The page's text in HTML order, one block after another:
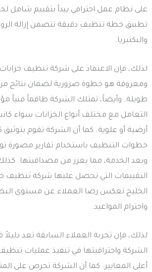
على نظام عمل احترافي يبدأ بتقييم شامل
تطبيق خطة تنظيف دقيقة تتضمن إزالة
والبكتيريا.
لذلك، فإن الاعتماد على شركة تنظيف
ومعروفة هو خطوة ضرورية لضمان نتائج
طويلة. وأيضاً، تمتلك الشركة طاقماً فنياً
التعامل مع مختلف أنواع الخزانات سواء
أرضية أو علوية. كما أن الشركة تقوم
خطوات التنظيف باستخدام تقارير مصورة
وبعد الخدمة، مما يعزز من مصداقيتها.
التقييمات التي تحصل عليها شركة تنظيف
الخليج تعكس رضا العملاء عن مستوى
واحترام المواعيد.
لذلك، فإن تجربة العملاء السابقة تعد
الشركة واحترافيتها في تنفيذ عمليات
أعلى المعايير. كما أن الشركة تحرص على